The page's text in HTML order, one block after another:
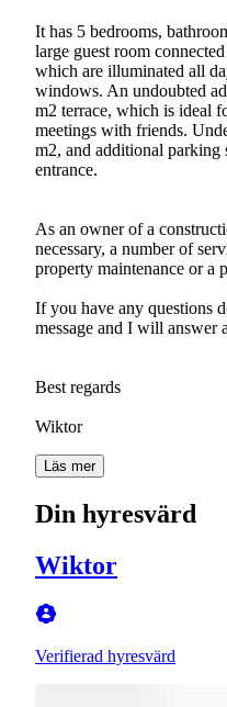
It has 5 bedrooms,
large guest room
which are illuminated all
windows. An undoubted
m2 terrace, which is ideal
meetings with friends.
m2, and additional parking
entrance.
As an owner of a
necessary, a number of
property maintenance or a
If you have any questions
message and I will answer
Best regards
Wiktor
Läs mer
Din hyresvärd
Wiktor
Verifierad hyresvärd